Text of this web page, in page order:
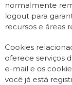
normalmente
logout para
recursos e áreas
Cookies
oferece serviços
e-mail e os
você já está